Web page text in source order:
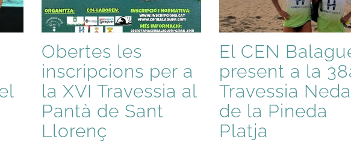
Obertes les
inscripcions per a
la XVI Travessia al
Pantà de Sant
Llorenç
El CEN
present a la
Travessia
de la Pineda
Platja